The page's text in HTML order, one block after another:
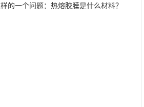
的一个问题：热熔胶膜是什么材料？